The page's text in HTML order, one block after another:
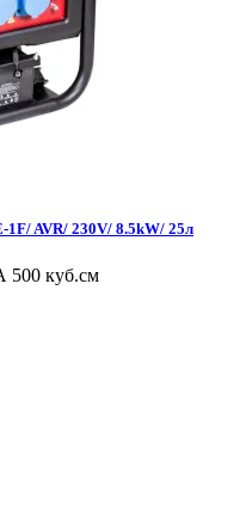
1F/ AVR/ 230V/ 8.5kW/ 25л
500 куб.см